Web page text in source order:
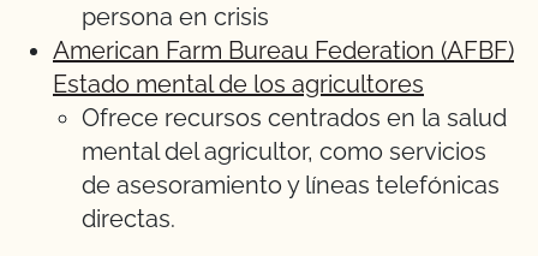
persona en crisis
American Farm Bureau Federation (AFBF)
Estado mental de los agricultores
Ofrece recursos centrados en la salud
mental del agricultor, como servicios
de asesoramiento y líneas telefónicas
directas.